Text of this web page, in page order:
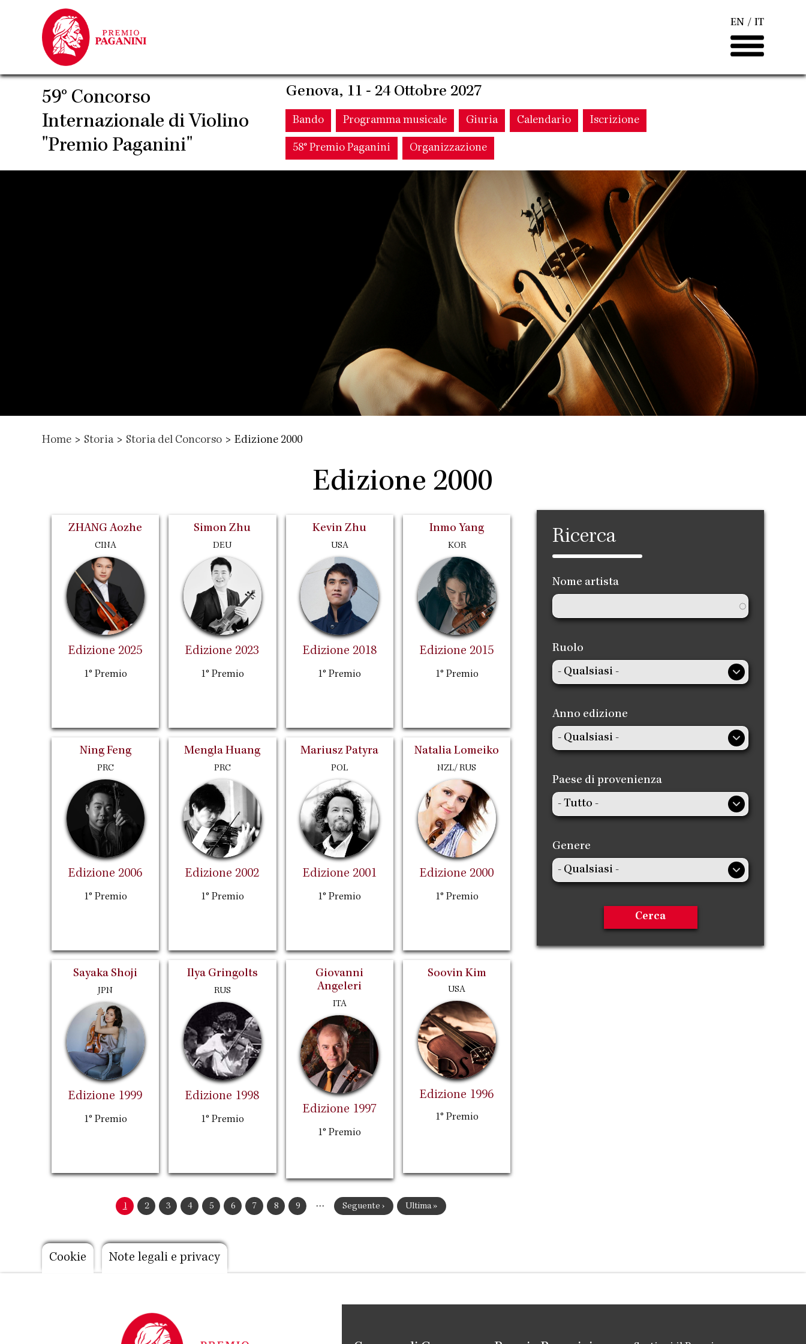
contenuto
principale
EN IT
59° Concorso
Internazionale di Violino
"Premio Paganini"
Genova, 11 - 24 Ottobre 2027
Main
navigation
Bando Programma musicale Giuria Calendario Iscrizione
58° Premio Paganini Organizzazione
Home > Storia > Storia del Concorso > Edizione 2000
Edizione 2000
ZHANG Aozhe
CINA
Edizione 2025
1° Premio
Simon Zhu
DEU
Edizione 2023
1° Premio
Kevin Zhu
USA
Edizione 2018
1° Premio
Inmo Yang
KOR
Edizione 2015
1° Premio
Ning Feng
PRC
Edizione 2006
1° Premio
Mengla Huang
PRC
Edizione 2002
1° Premio
Mariusz Patyra
POL
Edizione 2001
1° Premio
Natalia Lomeiko
NZL/ RUS
Edizione 2000
1° Premio
Sayaka Shoji
JPN
Edizione 1999
1° Premio
Ilya Gringolts
RUS
Edizione 1998
1° Premio
Giovanni
Angeleri
ITA
Edizione 1997
1° Premio
Soovin Kim
USA
Edizione 1996
1° Premio
Pagina
1 Pagina
2 Pagina
3 Pagina
4 Pagina
5 Pagina
6 Pagina
7 Pagina
8 Pagina
9 …
Pagina
Seguente ›
Ultima
Ultima »
Ricerca
Nome artista
Ruolo
Anno edizione
Paese di provenienza
Genere
Footer
Cookie Note legali e privacy